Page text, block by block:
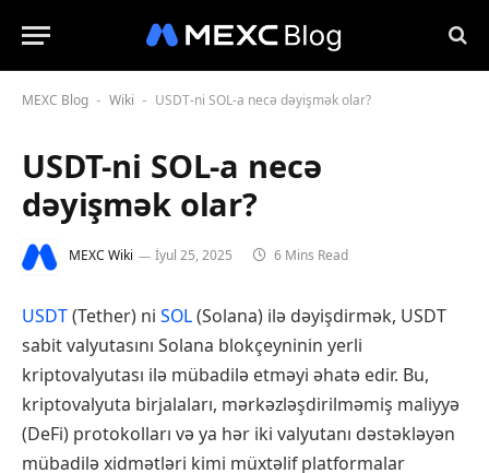
MEXC Blog - Wiki - USDT-ni SOL-a necə dəyişmək olar?
USDT-ni SOL-a necə
dəyişmək olar?
MEXC Wiki İyul 25, 2025 6 Mins Read
USDT(Tether) ni SOL(Solana) ilə dəyişdirmək, USDT
sabit valyutasını Solana blokçeyninin yerli
kriptovalyutası ilə mübadilə etməyi əhatə edir. Bu,
kriptovalyuta birjalaları, mərkəzləşdirilməmiş maliyyə
(DeFi) protokolları və ya hər iki valyutanı dəstəkləyən
mübadilə xidmətləri kimi müxtəlif platformalar